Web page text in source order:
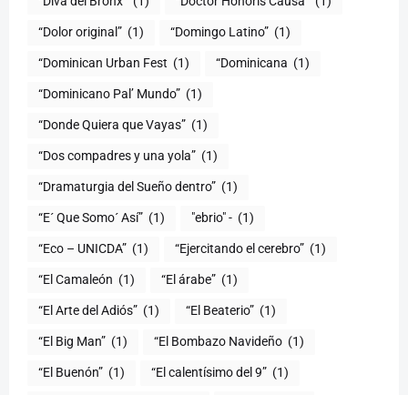
“Dolor original” (1) “Domingo Latino” (1)
“Dominican Urban Fest (1) “Dominicana (1)
“Dominicano Pal’ Mundo” (1)
“Donde Quiera que Vayas” (1)
“Dos compadres y una yola” (1)
“Dramaturgia del Sueño dentro” (1)
“E´ Que Somo´ Así” (1) "ebrio" - (1)
“Eco – UNICDA” (1) “Ejercitando el cerebro” (1)
“El Camaleón (1) “El árabe” (1)
“El Arte del Adiós” (1) “El Beaterio” (1)
“El Big Man” (1) “El Bombazo Navideño (1)
“El Buenón” (1) “El calentísimo del 9” (1)